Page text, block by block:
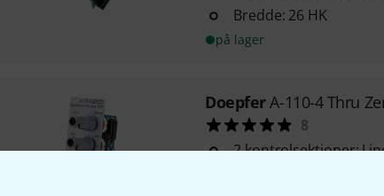
Bredde: 26 HK
på lager
DoepferA-110-4 Thru
8
2 kontrolsektioner: